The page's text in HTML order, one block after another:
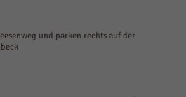
und parken rechts auf der